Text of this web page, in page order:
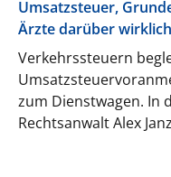
Umsatzsteuer,
Ärzte darüber
Verkehrssteuern
zum Dienstwagen. In
Rechtsanwalt Alex
Grunderwerbsteuer